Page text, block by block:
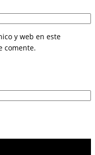
y web en este
comente.